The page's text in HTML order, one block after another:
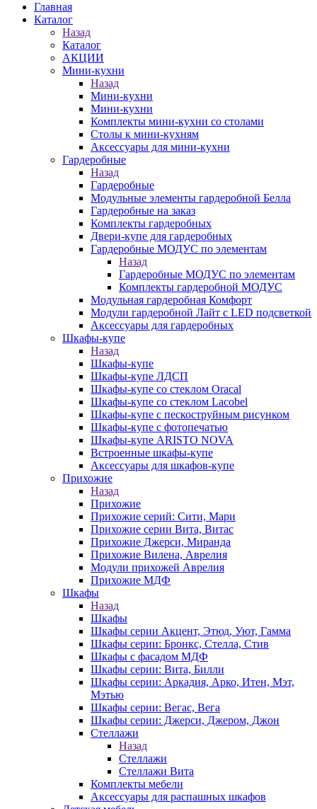
Главная
Каталог
Назад
Каталог
АКЦИИ
Мини-кухни
Назад
Мини-кухни
Мини-кухни
Комплекты мини-кухни со столами
Столы к мини-кухням
Аксессуары для мини-кухни
Гардеробные
Назад
Гардеробные
Модульные элементы гардеробной Белла
Гардеробные на заказ
Комплекты гардеробных
Двери-купе для гардеробных
Гардеробные МОДУС по элементам
Назад
Гардеробные МОДУС по элементам
Комплекты гардеробной МОДУС
Модульная гардеробная Комфорт
Модули гардеробной Лайт с LED подсветкой
Аксессуары для гардеробных
Шкафы-купе
Назад
Шкафы-купе
Шкафы-купе ЛДСП
Шкафы-купе со стеклом Oracal
Шкафы-купе со стеклом Lacobel
Шкафы-купе с пескоструйным рисунком
Шкафы-купе с фотопечатью
Шкафы-купе ARISTO NOVA
Встроенные шкафы-купе
Аксессуары для шкафов-купе
Прихожие
Назад
Прихожие
Прихожие серий: Сити, Мари
Прихожие серии Вита, Витас
Прихожие Джерси, Миранда
Прихожие Вилена, Аврелия
Модули прихожей Аврелия
Прихожие МДФ
Шкафы
Назад
Шкафы
Шкафы серии Акцент, Этюд, Уют, Гамма
Шкафы серии: Бронкс, Стелла, Стив
Шкафы с фасадом МДФ
Шкафы серии: Вита, Билли
Шкафы серии: Аркадия, Арко, Итен, Мэт,
Мэтью
Шкафы серии: Вегас, Вега
Шкафы серии: Джерси, Джером, Джон
Стеллажи
Назад
Стеллажи
Стеллажи Вита
Комплекты мебели
Аксессуары для распашных шкафов